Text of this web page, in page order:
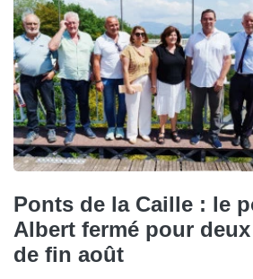
Ponts de la Caille : le
Albert fermé pour
de fin août